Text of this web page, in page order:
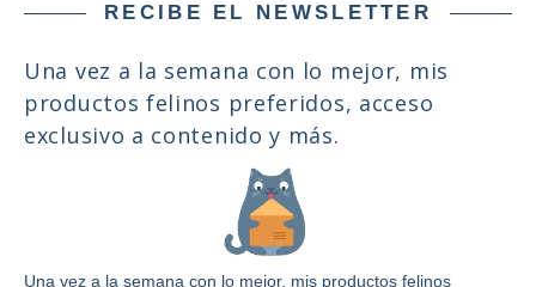
RECIBE EL NEWSLETTER
Una vez a la semana con lo mejor, mis
productos felinos preferidos, acceso
exclusivo a contenido y más.
Una vez a la semana con lo mejor, mis productos felinos